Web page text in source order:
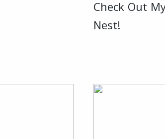
Check Out
Nest!